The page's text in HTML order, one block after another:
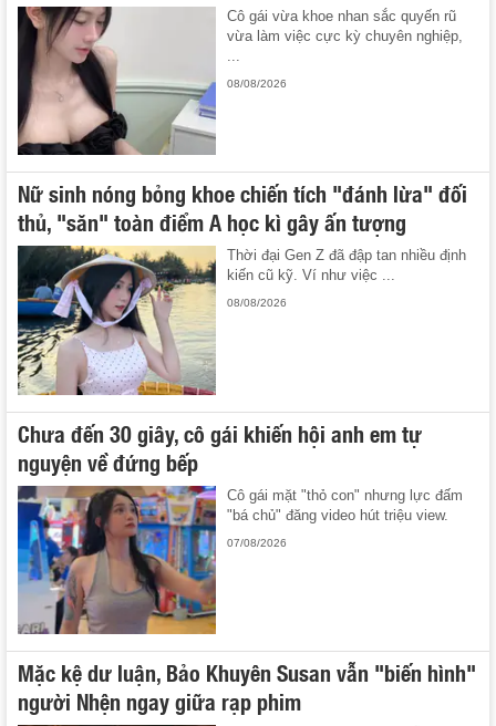
Cô gái vừa khoe nhan sắc quyến rũ
vừa làm việc cực kỳ chuyên nghiệp,
08/08/2026
Nữ sinh nóng bỏng khoe chiến tích "đánh lừa" đối
thủ, "săn" toàn điểm A học kì gây ấn tượng
Thời đại Gen Z đã đập tan nhiều định
kiến cũ kỹ. Ví như việc ...
08/08/2026
Chưa đến 30 giây, cô gái khiến hội anh em tự
nguyện về đứng bếp
Cô gái mặt "thỏ con" nhưng lực đấm
"bá chủ" đăng video hút triệu view.
07/08/2026
Mặc kệ dư luận, Bảo Khuyên Susan vẫn "biến hình"
người Nhện ngay giữa rạp phim